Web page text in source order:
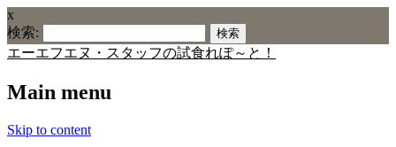
x
検索:
エーエフエヌ・スタッフの試食れぽ～と！
Main menu
Skip to content